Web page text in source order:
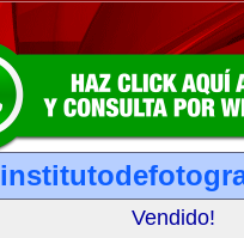
Vendido!